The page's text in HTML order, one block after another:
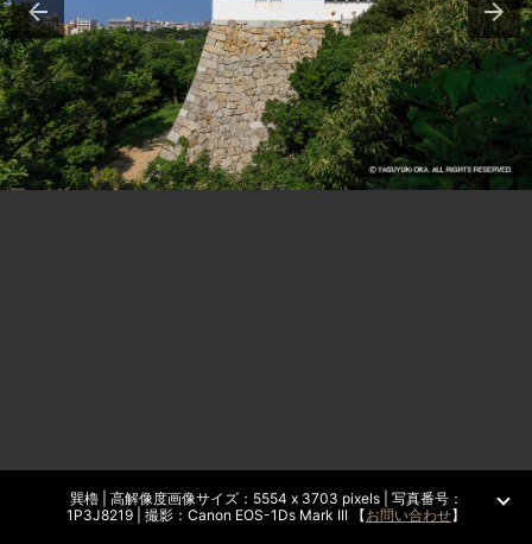
巽櫓 | 高解像度画像サイズ：5554 x 3703 pixels | 写真番号：
1P3J8219 | 撮影：Canon EOS-1Ds Mark III 【お問い合わせ】